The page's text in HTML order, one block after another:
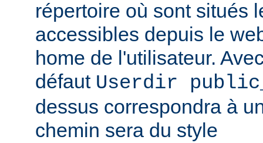
répertoire où sont situés
accessibles depuis le
home de l'utilisateur.
défaut Userdir
dessus correspondra à
chemin sera du style